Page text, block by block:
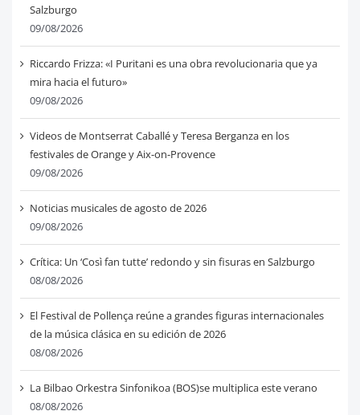
Salzburgo
09/08/2026
Riccardo Frizza: «I Puritani es una obra revolucionaria que ya
mira hacia el futuro»
09/08/2026
Videos de Montserrat Caballé y Teresa Berganza en los
festivales de Orange y Aix-on-Provence
09/08/2026
Noticias musicales de agosto de 2026
09/08/2026
Crítica: Un ‘Così fan tutte’ redondo y sin fisuras en Salzburgo
08/08/2026
El Festival de Pollença reúne a grandes figuras internacionales
de la música clásica en su edición de 2026
08/08/2026
La Bilbao Orkestra Sinfonikoa (BOS)se multiplica este verano
08/08/2026